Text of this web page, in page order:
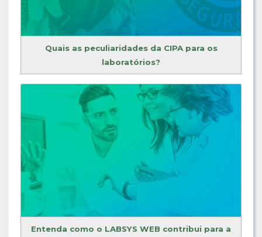
Quais as peculiaridades da CIPA para os
laboratórios?
Entenda como o LABSYS WEB contribui para a